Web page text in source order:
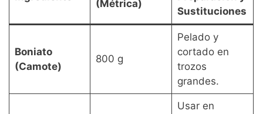
(Métrica)
Sustituciones
Boniato
(Camote)
800 g
Pelado y
cortado en
trozos
grandes.
Usar en